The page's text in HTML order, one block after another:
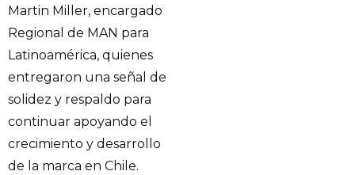
Martin Miller, encargado
Regional de MAN para
Latinoamérica, quienes
entregaron una señal de
solidez y respaldo para
continuar apoyando el
crecimiento y desarrollo
de la marca en Chile.